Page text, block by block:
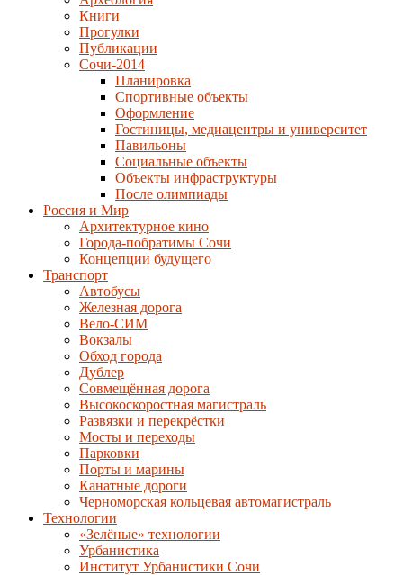
Книги
Прогулки
Публикации
Сочи-2014
Планировка
Спортивные объекты
Оформление
Гостиницы, медиацентры и университет
Павильоны
Социальные объекты
Объекты инфраструктуры
После олимпиады
Россия и Мир
Архитектурное кино
Города-побратимы Сочи
Концепции будущего
Транспорт
Автобусы
Железная дорога
Вело-СИМ
Вокзалы
Обход города
Дублер
Совмещённая дорога
Высокоскоростная магистраль
Развязки и перекрёстки
Мосты и переходы
Парковки
Порты и марины
Канатные дороги
Черноморская кольцевая автомагистраль
Технологии
«Зелёные» технологии
Урбанистика
Институт Урбанистики Сочи